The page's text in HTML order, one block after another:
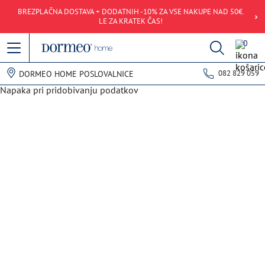
BREZPLAČNA DOSTAVA + DODATNIH -10% ZA VSE NAKUPE NAD 50€.
LE ZA KRATEK ČAS!
0
DORMEO HOME POSLOVALNICE 082 829 059
Napaka pri pridobivanju podatkov